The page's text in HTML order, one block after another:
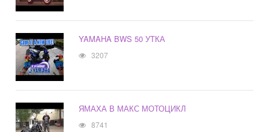
YAMAHA BWS 50 УТКА
3207
ЯМАХА В МАКС МОТОЦИКЛ
8741